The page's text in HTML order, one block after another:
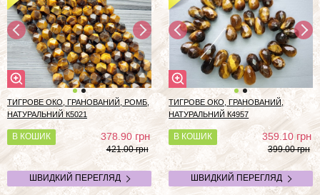
ТИГРОВЕ ОКО, ГРАНОВАНИЙ, РОМБ,
НАТУРАЛЬНИЙ К5021
В КОШИК 378.90грн
421.00 грн
ШВИДКИЙ ПЕРЕГЛЯД
ТИГРОВЕ ОКО, ГРАНОВАНИЙ,
НАТУРАЛЬНИЙ К4957
В КОШИК 359.10грн
399.00 грн
ШВИДКИЙ ПЕРЕГЛЯД